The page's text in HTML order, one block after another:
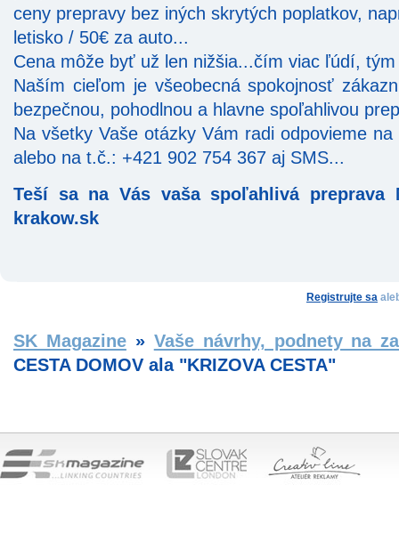
ceny prepravy bez iných skrytých poplatkov,
letisko / 50€ za auto...
Cena môže byť už len nižšia...čím viac ľúdí,
Naším cieľom je všeobecná spokojnosť
bezpečnou, pohodlnou a hlavne spoľahlivou
Na všetky Vaše otázky Vám radi odpovieme
alebo na t.č.: +421 902 754 367 aj SMS...
Teší sa na Vás vaša spoľahlivá preprava
krakow.sk
Registrujte sa
SK Magazine» Vaše návrhy, podnety na
CESTA DOMOV ala "KRIZOVA CESTA"